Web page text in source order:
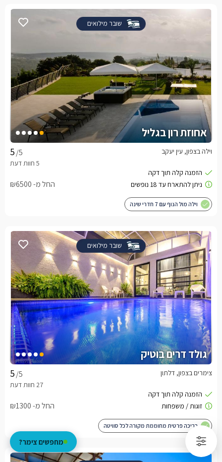
שובר מילואים
אחוזת רון בגליל
/5 וילה בצפון, עין יעקב
החל מ- ₪6500
וילה מול הנוף עם 7 חדרי שינה
שובר מילואים
גולד דרים בוטיק
/5 צימרים בצפון, דלתון
החל מ- ₪1300
בריכה פרטית מחוממת מקורה לכל סוויטה
מחפשים צימר?